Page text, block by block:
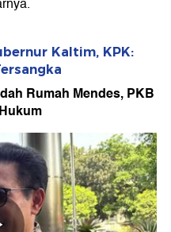
Kaltim, KPK:
Rumah Mendes, PKB